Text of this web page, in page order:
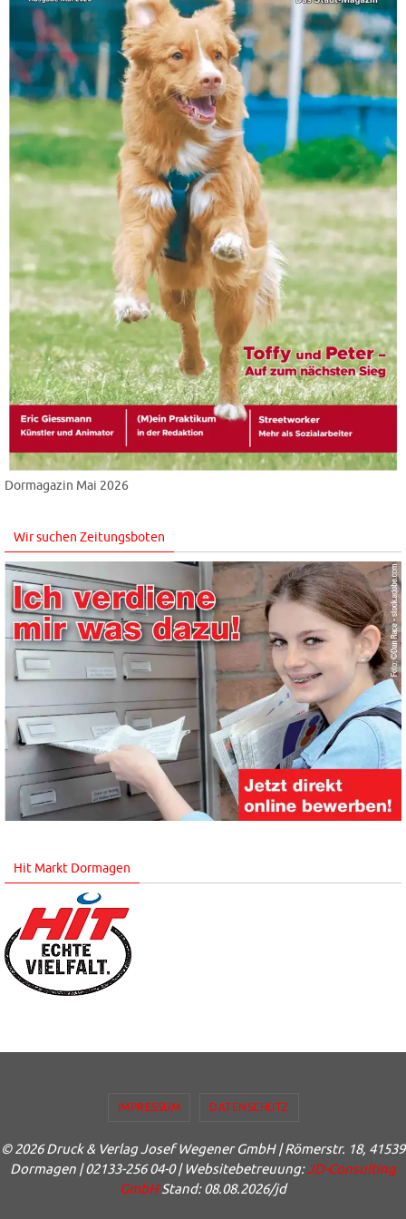
Dormagazin Mai 2026
Wir suchen Zeitungsboten
Hit Markt Dormagen
IMPRESSUM DATENSCHUTZ
© 2026 Druck & Verlag Josef Wegener GmbH | Römerstr. 18, 41539
Dormagen | 02133-256 04-0 | Websitebetreuung:JD-Consulting
GmbHStand: 08.08.2026/jd